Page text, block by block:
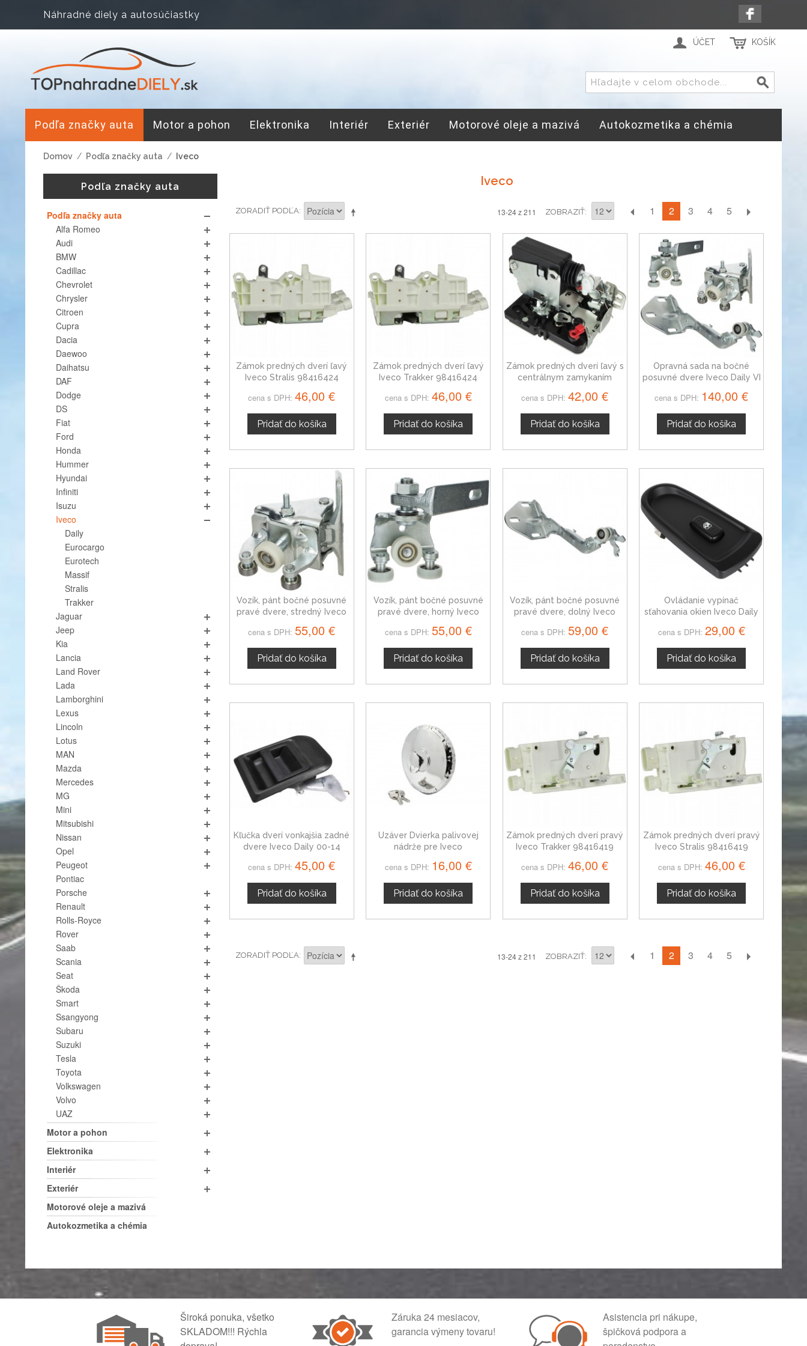
Náhradné diely a autosúčiastky
ÚČET KOŠÍK
Podľa značky auta Motor a pohon Elektronika Interiér Exteriér Motorové oleje a mazivá Autokozmetika a chémia
Domov / Podľa značky auta / Iveco
Iveco
ZORADIŤ PODĽA 13-24 z 211 ZOBRAZIŤ 1 2 3 4 5
Zámok predných dverí ľavý
Iveco Stralis 98416424
cena s DPH: 46,00 €
Pridať do košíka
Zámok predných dverí ľavý
Iveco Trakker 98416424
cena s DPH: 46,00 €
Pridať do košíka
Zámok predných dverí ľavý s
centrálnym zamykaním
cena s DPH: 42,00 €
Pridať do košíka
Opravná sada na bočné
posuvné dvere Iveco Daily VI
cena s DPH: 140,00 €
Pridať do košíka
Vozík, pánt bočné posuvné
pravé dvere, stredný Iveco
cena s DPH: 55,00 €
Pridať do košíka
Vozík, pánt bočné posuvné
pravé dvere, horný Iveco
cena s DPH: 55,00 €
Pridať do košíka
Vozík, pánt bočné posuvné
pravé dvere, dolný Iveco
cena s DPH: 59,00 €
Pridať do košíka
Ovládanie vypínač
sťahovania okien Iveco Daily
cena s DPH: 29,00 €
Pridať do košíka
Kľučka dverí vonkajšia zadné
dvere Iveco Daily 00-14
cena s DPH: 45,00 €
Pridať do košíka
Uzáver Dvierka palivovej
nádrže pre Iveco
cena s DPH: 16,00 €
Pridať do košíka
Zámok predných dverí pravý
Iveco Trakker 98416419
cena s DPH: 46,00 €
Pridať do košíka
Zámok predných dverí pravý
Iveco Stralis 98416419
cena s DPH: 46,00 €
Pridať do košíka
ZORADIŤ PODĽA 13-24 z 211 ZOBRAZIŤ 1 2 3 4 5
Podľa značky auta
Podľa značky auta
Alfa Romeo
Audi
BMW
Cadillac
Chevrolet
Chrysler
Citroen
Cupra
Dacia
Daewoo
Daihatsu
DAF
Dodge
DS
Fiat
Ford
Honda
Hummer
Hyundai
Infiniti
Isuzu
Iveco
Daily
Eurocargo
Eurotech
Massif
Stralis
Trakker
Jaguar
Jeep
Kia
Lancia
Land Rover
Lada
Lamborghini
Lexus
Lincoln
Lotus
MAN
Mazda
Mercedes
MG
Mini
Mitsubishi
Nissan
Opel
Peugeot
Pontiac
Porsche
Renault
Rolls-Royce
Rover
Saab
Scania
Seat
Škoda
Smart
Ssangyong
Subaru
Suzuki
Tesla
Toyota
Volkswagen
Volvo
UAZ
Motor a pohon
Elektronika
Interiér
Exteriér
Motorové oleje a mazivá
Autokozmetika a chémia
Široká ponuka, všetko
SKLADOM!!! Rýchla
Záruka 24 mesiacov,
garancia výmeny tovaru!
Asistencia pri nákupe,
špičková podpora a